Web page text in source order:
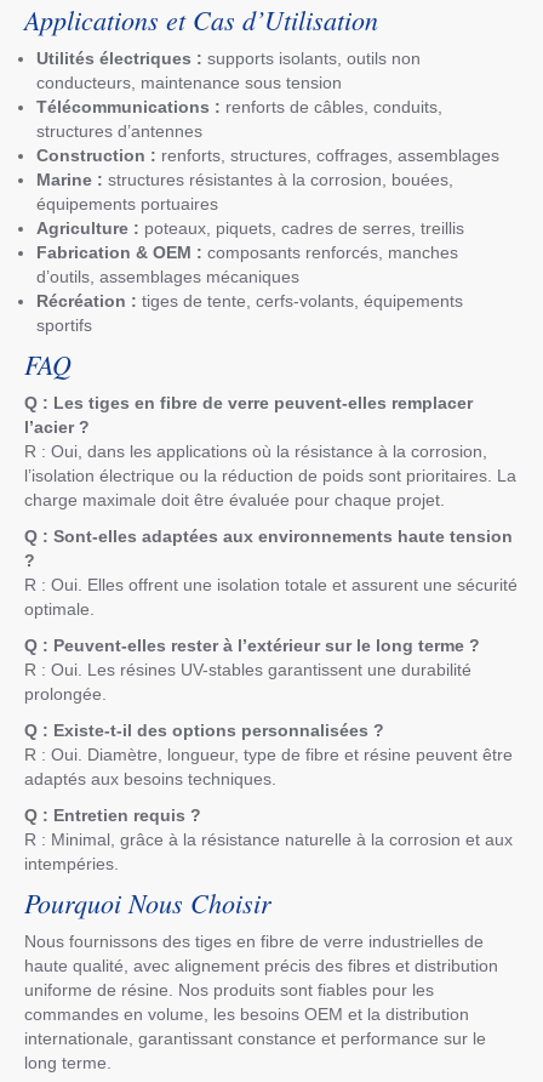
Applications et Cas d’Utilisation
Utilités électriques : supports isolants, outils non
conducteurs, maintenance sous tension
Télécommunications : renforts de câbles, conduits,
structures d’antennes
Construction : renforts, structures, coffrages, assemblages
Marine : structures résistantes à la corrosion, bouées,
équipements portuaires
Agriculture : poteaux, piquets, cadres de serres, treillis
Fabrication & OEM : composants renforcés, manches
d’outils, assemblages mécaniques
Récréation : tiges de tente, cerfs-volants, équipements
sportifs
FAQ
Q : Les tiges en fibre de verre peuvent-elles remplacer
l’acier ?
R : Oui, dans les applications où la résistance à la corrosion,
l’isolation électrique ou la réduction de poids sont prioritaires. La
charge maximale doit être évaluée pour chaque projet.
Q : Sont-elles adaptées aux environnements haute tension
?
R : Oui. Elles offrent une isolation totale et assurent une sécurité
optimale.
Q : Peuvent-elles rester à l’extérieur sur le long terme ?
R : Oui. Les résines UV-stables garantissent une durabilité
prolongée.
Q : Existe-t-il des options personnalisées ?
R : Oui. Diamètre, longueur, type de fibre et résine peuvent être
adaptés aux besoins techniques.
Q : Entretien requis ?
R : Minimal, grâce à la résistance naturelle à la corrosion et aux
intempéries.
Pourquoi Nous Choisir
Nous fournissons des tiges en fibre de verre industrielles de
haute qualité, avec alignement précis des fibres et distribution
uniforme de résine. Nos produits sont fiables pour les
commandes en volume, les besoins OEM et la distribution
internationale, garantissant constance et performance sur le
long terme.